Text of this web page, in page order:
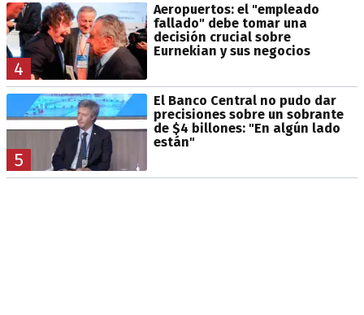
4
Aeropuertos: el "empleado
fallado" debe tomar una
decisión crucial sobre
Eurnekian y sus negocios
5
El Banco Central no pudo dar
precisiones sobre un sobrante
de $4 billones: "En algún lado
están"